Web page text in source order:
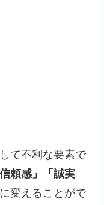
て不利な要素で
頼感」「誠実
に変えることがで